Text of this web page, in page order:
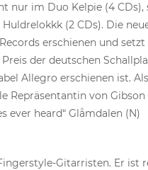
nur im Duo Kelpie (4
(2 CDs). Die
erschienen und
der deutschen
Allegro erschienen ist.
Repräsentantin von Gibson
ever heard“ Glåmdalen (N)
Gitarristen. Er ist